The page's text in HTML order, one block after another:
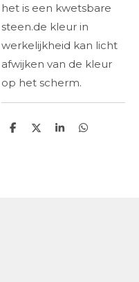
het is een kwetsbare
steen.de kleur in
werkelijkheid kan licht
afwijken van de kleur
op het scherm.
D
D
S
D